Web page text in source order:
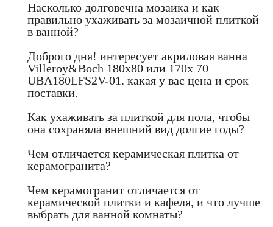
Насколько долговечна мозаика и как
правильно ухаживать за мозаичной плиткой
в ванной?
Доброго дня! интересует акриловая ванна
Villeroy&Boch 180x80 или 170x 70
UBA180LFS2V-01. какая у вас цена и срок
поставки.
Как ухаживать за плиткой для пола, чтобы
она сохраняла внешний вид долгие годы?
Чем отличается керамическая плитка от
керамогранита?
Чем керамогранит отличается от
керамической плитки и кафеля, и что лучше
выбрать для ванной комнаты?